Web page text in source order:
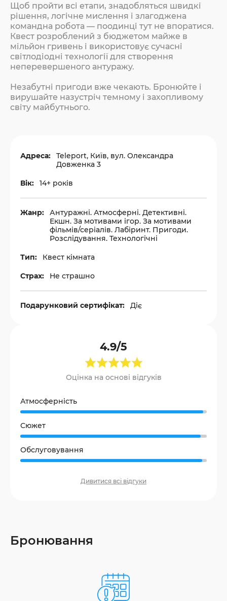
Щоб пройти всі етапи, знадобляться швидкі
рішення, логічне мислення і злагоджена
командна робота — поодинці тут не впоратися.
Квест розроблений з бюджетом майже в
мільйон гривень і використовує сучасні
світлодіодні технології для створення
неперевершеного антуражу.
Незабутні пригоди вже чекають. Бронюйте і
вирушайте назустріч темному і захопливому
світу майбутнього.
Адреса:
Teleport, Київ, вул. Олександра
Довженка 3
Вік: 14+ років
Жанр:
Антуражні. Атмосферні. Детективні.
Екшн. За мотивами ігор. За мотивами
фільмів/серіалів. Лабіринт. Пригоди.
Розслідування. Технологічні
Тип: Квест кімната
Страх: Не страшно
Подарунковий сертифікат: Діє
4.9/5
Оцінка на основі відгуків
Атмосферність
Сюжет
Обслуговування
Дивитися всі відгуки
Бронювання